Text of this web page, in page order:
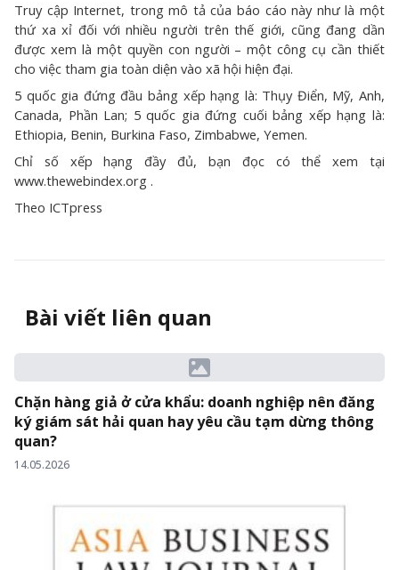
Truy cập Internet, trong mô tả của báo cáo này như là một
thứ xa xỉ đối với nhiều người trên thế giới, cũng đang dần
được xem là một quyền con người – một công cụ cần thiết
cho việc tham gia toàn diện vào xã hội hiện đại.
5 quốc gia đứng đầu bảng xếp hạng là: Thụy Điển, Mỹ, Anh,
Canada, Phần Lan; 5 quốc gia đứng cuối bảng xếp hạng là:
Ethiopia, Benin, Burkina Faso, Zimbabwe, Yemen.
Chỉ số xếp hạng đầy đủ, bạn đọc có thể xem tại
www.thewebindex.org .
Theo ICTpress
Bài viết liên quan
Chặn hàng giả ở cửa khẩu: doanh nghiệp nên đăng
ký giám sát hải quan hay yêu cầu tạm dừng thông
quan?
14.05.2026